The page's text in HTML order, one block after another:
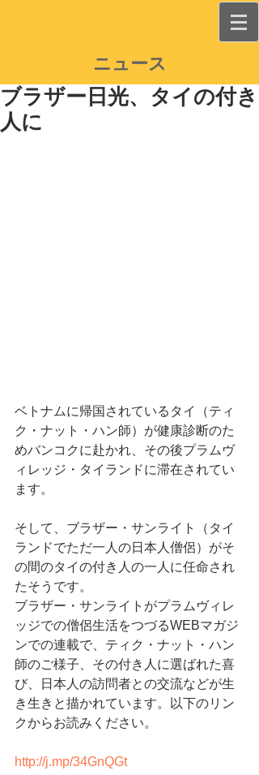
ニュース
ブラザー日光、タイの付き
人に
ベトナムに帰国されているタイ（ティ
ク・ナット・ハン師）が健康診断のた
めバンコクに赴かれ、その後プラムヴ
ィレッジ・タイランドに滞在されてい
ます。
そして、ブラザー・サンライト（タイ
ランドでただ一人の日本人僧侶）がそ
の間のタイの付き人の一人に任命され
たそうです。
ブラザー・サンライトがプラムヴィレ
ッジでの僧侶生活をつづるWEBマガジ
ンでの連載で、ティク・ナット・ハン
師のご様子、その付き人に選ばれた喜
び、日本人の訪問者との交流などが生
き生きと描かれています。以下のリン
クからお読みください。
http://j.mp/34GnQGt